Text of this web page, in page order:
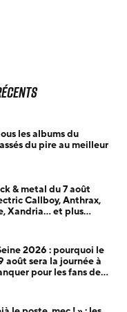
les albums du
du pire au meilleur
& metal du 7 août
Callboy, Anthrax,
Xandria… et plus
2026 : pourquoi le
août sera la journée à
pour les fans de